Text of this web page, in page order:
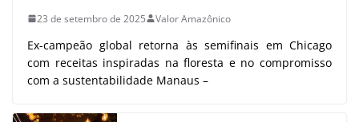
23 de setembro de 2025 Valor Amazônico
Ex-campeão global retorna às semifinais em Chicago
com receitas inspiradas na floresta e no compromisso
com a sustentabilidade Manaus –